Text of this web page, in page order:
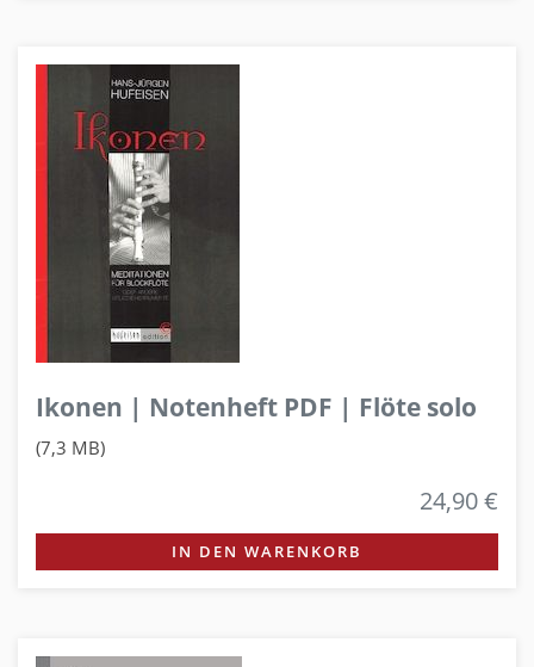
Ikonen | Notenheft PDF | Flöte solo
(7,3 MB)
24,90 €
IN DEN WARENKORB